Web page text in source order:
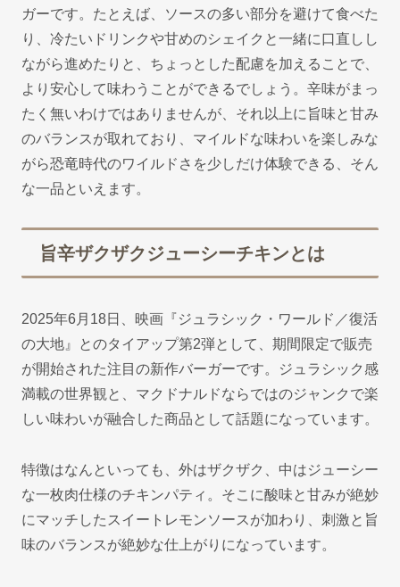
ガーです。たとえば、ソースの多い部分を避けて食べた
り、冷たいドリンクや甘めのシェイクと一緒に口直しし
ながら進めたりと、ちょっとした配慮を加えることで、
より安心して味わうことができるでしょう。辛味がまっ
たく無いわけではありませんが、それ以上に旨味と甘み
のバランスが取れており、マイルドな味わいを楽しみな
がら恐竜時代のワイルドさを少しだけ体験できる、そん
な一品といえます。
旨辛ザクザクジューシーチキンとは
2025年6月18日、映画『ジュラシック・ワールド／復活
の大地』とのタイアップ第2弾として、期間限定で販売
が開始された注目の新作バーガーです。ジュラシック感
満載の世界観と、マクドナルドならではのジャンクで楽
しい味わいが融合した商品として話題になっています。
特徴はなんといっても、外はザクザク、中はジューシー
な一枚肉仕様のチキンパティ。そこに酸味と甘みが絶妙
にマッチしたスイートレモンソースが加わり、刺激と旨
味のバランスが絶妙な仕上がりになっています。